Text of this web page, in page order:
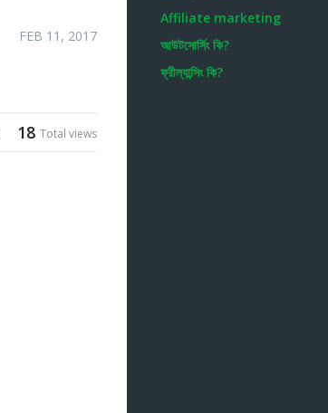
FEB 11, 2017
18 Total views
Affiliate marketing
আউটসোর্সিং কি?
ফ্রীল্যান্সিং কি?